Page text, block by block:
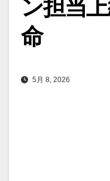
ン担当
命
5月 8, 2026